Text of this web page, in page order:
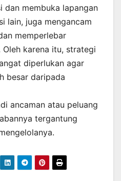
dan membuka lapangan
lain, juga mengancam
memperlebar
karena itu, strategi
diperlukan agar
besar daripada
ancaman atau peluang
tergantung